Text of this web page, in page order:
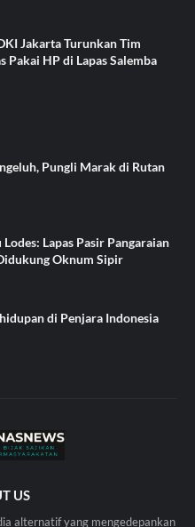
Jakarta Turunkan Tim
Pakai HP di Lapas Salemba
Pungli Marak di Rutan
Lapas Pasir Pangaraian
Oknum Sipir
di Penjara Indonesia
US
alternatif yang mengedepankan